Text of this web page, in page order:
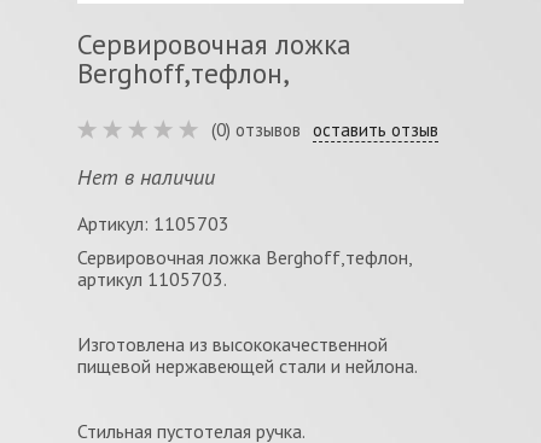
Сервировочная ложка
Berghoff,тефлон,
(0) отзывов оставить отзыв
Нет в наличии
Артикул: 1105703
Сервировочная ложка Berghoff,тефлон,
артикул 1105703.
Изготовлена из высококачественной
пищевой нержавеющей стали и нейлона.
Стильная пустотелая ручка.